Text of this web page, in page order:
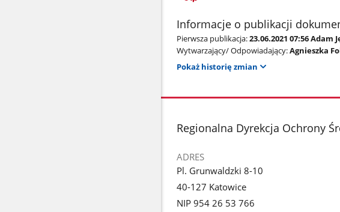
Informacje o publikacji
Pierwsza publikacja:23.06.2021 07:56 Adam
Wytwarzający/ Odpowiadający:Agnieszka
Pokaż historię zmian
stopka
Regionalna Dyrekcja Ochrony
ADRES
Pl. Grunwaldzki 8-10
40-127 Katowice
NIP 954 26 53 766